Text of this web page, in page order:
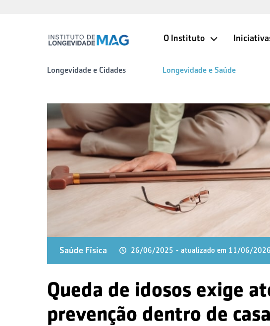
O Instituto
Longevidade e Cidades Longevidade e Saúde
Saúde Física 26/06/2025 - atualizado em 11/06/2026
Queda de idosos exige
prevenção dentro de casa